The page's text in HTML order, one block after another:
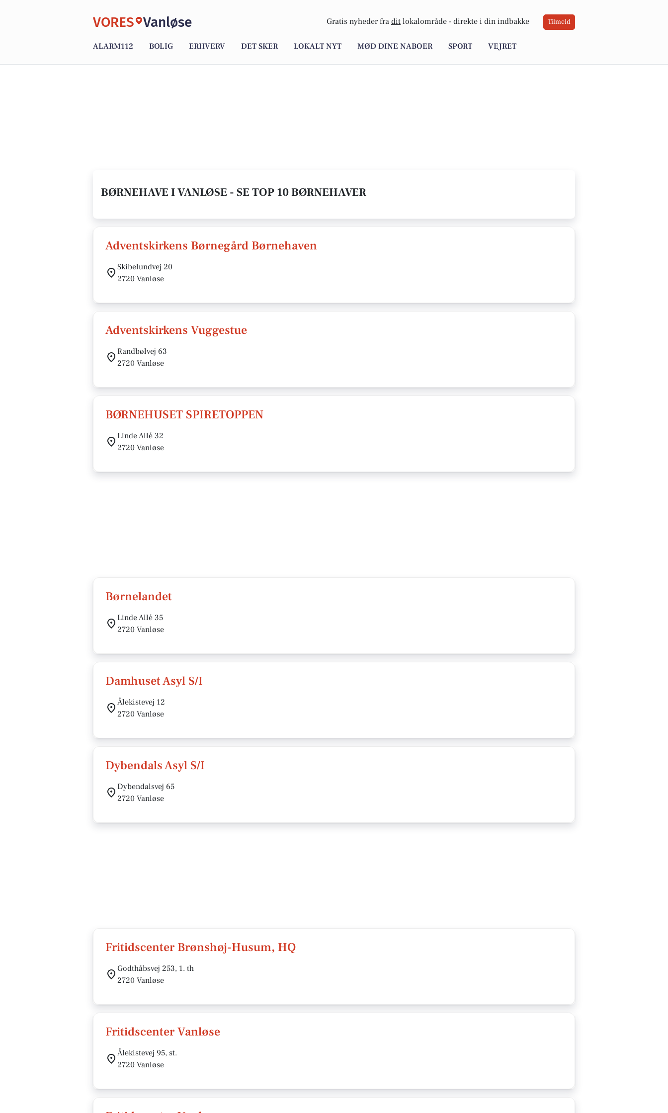
VORES Vanløse Gratis nyheder fra dit lokalområde - direkte i din indbakke Tilmeld
ALARM112 BOLIG ERHVERV DET SKER LOKALT NYT MØD DINE NABOER SPORT VEJRET
BØRNEHAVE I VANLØSE - SE TOP 10 BØRNEHAVER
Adventskirkens Børnegård Børnehaven
Skibelundvej 20
2720 Vanløse
Adventskirkens Vuggestue
Randbølvej 63
2720 Vanløse
BØRNEHUSET SPIRETOPPEN
Linde Allé 32
2720 Vanløse
Børnelandet
Linde Allé 35
2720 Vanløse
Damhuset Asyl S/I
Ålekistevej 12
2720 Vanløse
Dybendals Asyl S/I
Dybendalsvej 65
2720 Vanløse
Fritidscenter Brønshøj-Husum, HQ
Godthåbsvej 253, 1. th
2720 Vanløse
Fritidscenter Vanløse
Ålekistevej 95, st.
2720 Vanløse